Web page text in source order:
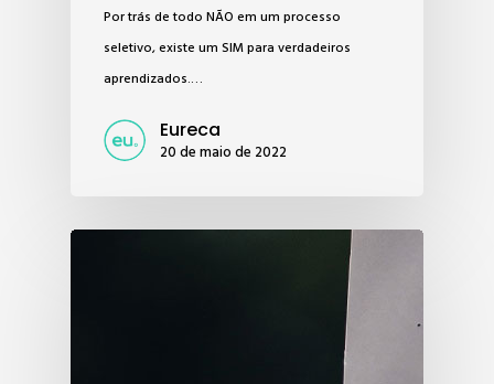
Por trás de todo NÃO em um processo
seletivo, existe um SIM para verdadeiros
aprendizados.…
Eureca
20 de maio de 2022